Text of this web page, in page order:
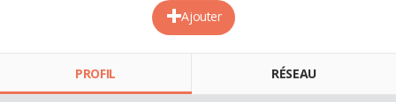
Ajouter
PROFIL RÉSEAU